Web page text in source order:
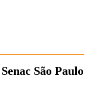
São Paulo